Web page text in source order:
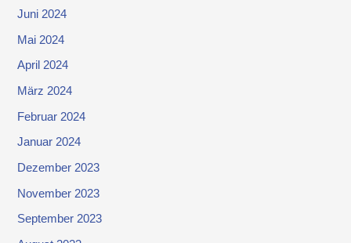
Juni 2024
Mai 2024
April 2024
März 2024
Februar 2024
Januar 2024
Dezember 2023
November 2023
September 2023